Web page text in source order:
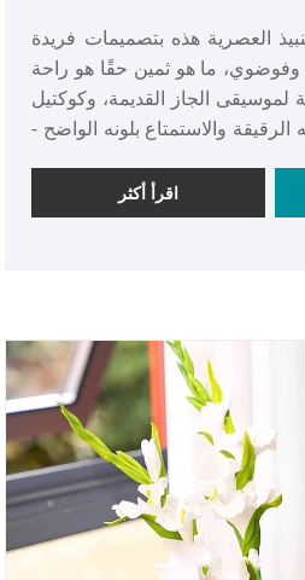
العصرية هذه بتصميمات فريدة
ما هو ثمين حقًا هو راحة
لموسيقى الجاز القديمة، وكوكتيل
الرقيقة والاستمتاع بلونه الواضح -
اقرأ أكثر